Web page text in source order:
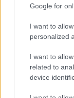
Google for
I want to
personalized
I want to
related to
device